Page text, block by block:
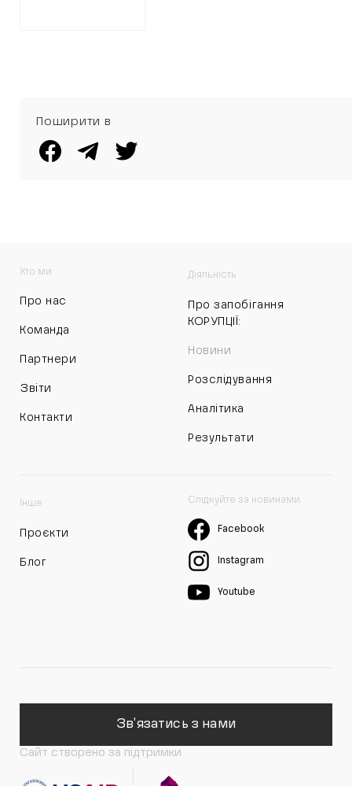
Поширити в
Хто ми
Про нас
Команда
Партнери
Звіти
Контакти
Діяльність
Про запобігання
КОРУПЦІЇ:
Новини
Розслідування
Аналітика
Результати
Інше
Проєкти
Блог
Слідкуйте за новинами
Facebook
Instagram
Youtube
Зв'язатись з нами
Сайт створено за підтримки